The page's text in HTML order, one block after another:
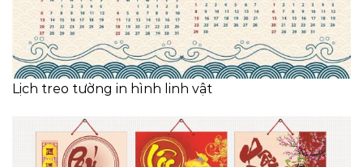
Lịch treo tường in hình linh vật